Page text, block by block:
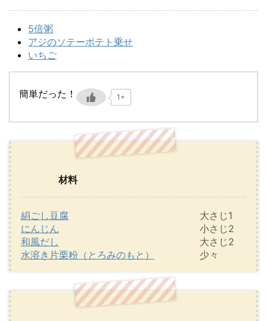
5倍粥
アジのソテーポテト乗せ
いちご
簡単だった！ 1+
材料
絹ごし豆腐
大さじ1
にんじん
小さじ2
和風だし
大さじ2
水溶き片栗粉（とろみのもと）
少々